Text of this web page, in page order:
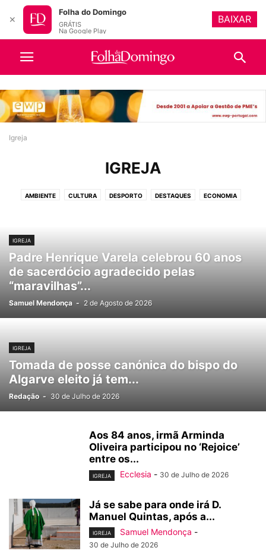
Igreja
IGREJA
AMBIENTE CULTURA DESPORTO DESTAQUES ECONOMIA
IGREJA
Padre Henrique Varela celebrou 60 anos
de sacerdócio agradecido pelas
“maravilhas”...
Samuel Mendonça - 2 de Agosto de 2026
IGREJA
Tomada de posse canónica do bispo do
Algarve eleito já tem...
Redação - 30 de Julho de 2026
Aos 84 anos, irmã Arminda
Oliveira participou no ‘Rejoice’
entre os...
IGREJA Ecclesia - 30 de Julho de 2026
Já se sabe para onde irá D.
Manuel Quintas, após a...
IGREJA Samuel Mendonça -
30 de Julho de 2026
✕
Folha do Domingo
GRÁTIS
Na Google Play
BAIXAR